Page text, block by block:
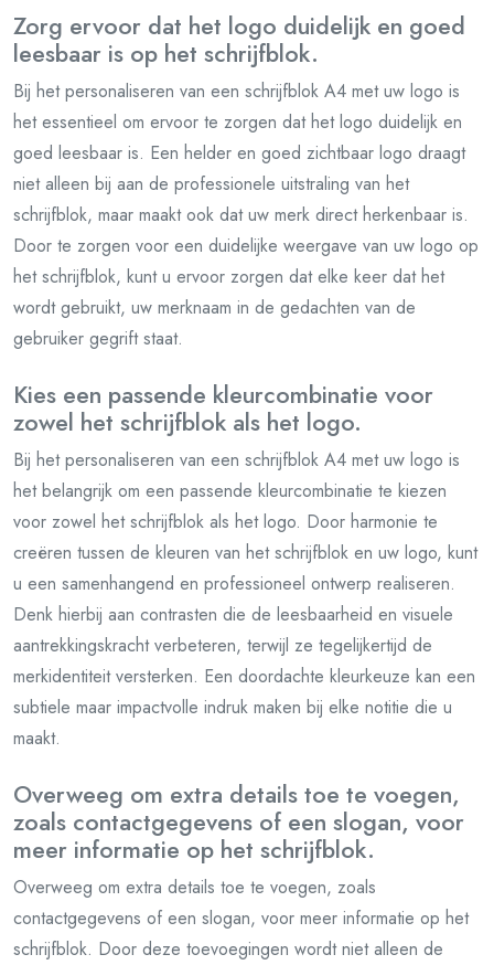
Zorg ervoor dat het logo duidelijk en goed
leesbaar is op het schrijfblok.
Bij het personaliseren van een schrijfblok A4 met uw logo is
het essentieel om ervoor te zorgen dat het logo duidelijk en
goed leesbaar is. Een helder en goed zichtbaar logo draagt
niet alleen bij aan de professionele uitstraling van het
schrijfblok, maar maakt ook dat uw merk direct herkenbaar is.
Door te zorgen voor een duidelijke weergave van uw logo op
het schrijfblok, kunt u ervoor zorgen dat elke keer dat het
wordt gebruikt, uw merknaam in de gedachten van de
gebruiker gegrift staat.
Kies een passende kleurcombinatie voor
zowel het schrijfblok als het logo.
Bij het personaliseren van een schrijfblok A4 met uw logo is
het belangrijk om een passende kleurcombinatie te kiezen
voor zowel het schrijfblok als het logo. Door harmonie te
creëren tussen de kleuren van het schrijfblok en uw logo, kunt
u een samenhangend en professioneel ontwerp realiseren.
Denk hierbij aan contrasten die de leesbaarheid en visuele
aantrekkingskracht verbeteren, terwijl ze tegelijkertijd de
merkidentiteit versterken. Een doordachte kleurkeuze kan een
subtiele maar impactvolle indruk maken bij elke notitie die u
maakt.
Overweeg om extra details toe te voegen,
zoals contactgegevens of een slogan, voor
meer informatie op het schrijfblok.
Overweeg om extra details toe te voegen, zoals
contactgegevens of een slogan, voor meer informatie op het
schrijfblok. Door deze toevoegingen wordt niet alleen de